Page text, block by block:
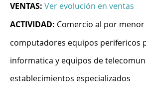
VENTAS: Ver evolución en ventas
ACTIVIDAD: Comercio al por
computadores equipos perifericos
informatica y equipos de
establecimientos especializados